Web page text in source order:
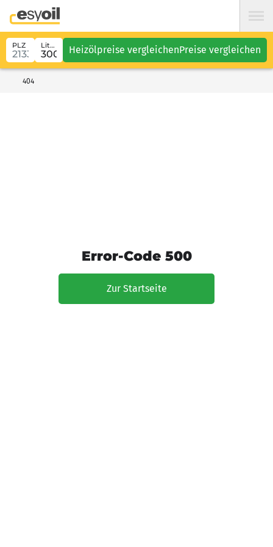
PLZ Liter Heizölpreise vergleichenPreise vergleichen
404
Error-Code 500
Zur Startseite